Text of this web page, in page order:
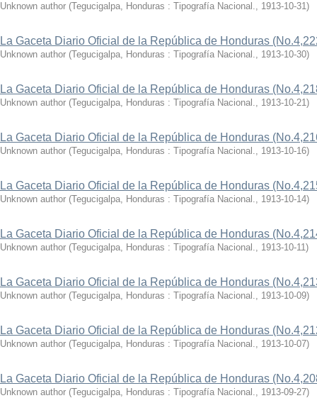
Unknown author (Tegucigalpa, Honduras : Tipografía Nacional., 1913-10-31)
La Gaceta Diario Oficial de la República de Honduras
Unknown author (Tegucigalpa, Honduras : Tipografía Nacional., 1913-10-30)
La Gaceta Diario Oficial de la República de Honduras
Unknown author (Tegucigalpa, Honduras : Tipografía Nacional., 1913-10-21)
La Gaceta Diario Oficial de la República de Honduras
Unknown author (Tegucigalpa, Honduras : Tipografía Nacional., 1913-10-16)
La Gaceta Diario Oficial de la República de Honduras
Unknown author (Tegucigalpa, Honduras : Tipografía Nacional., 1913-10-14)
La Gaceta Diario Oficial de la República de Honduras
Unknown author (Tegucigalpa, Honduras : Tipografía Nacional., 1913-10-11)
La Gaceta Diario Oficial de la República de Honduras
Unknown author (Tegucigalpa, Honduras : Tipografía Nacional., 1913-10-09)
La Gaceta Diario Oficial de la República de Honduras
Unknown author (Tegucigalpa, Honduras : Tipografía Nacional., 1913-10-07)
La Gaceta Diario Oficial de la República de Honduras
Unknown author (Tegucigalpa, Honduras : Tipografía Nacional., 1913-09-27)